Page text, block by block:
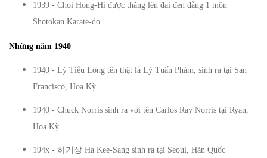
1939 - Choi Hong-Hi được thăng lên đai đen đẳng 1 môn
Shotokan Karate-do
Những năm 1940
1940 - Lý Tiểu Long tên thật là Lý Tuấn Phàm, sinh ra tại San
Francisco, Hoa Kỳ.
1940 - Chuck Norris sinh ra với tên Carlos Ray Norris tại Ryan,
Hoa Kỳ
194x - 하기상 Ha Kee-Sang sinh ra tại Seoul, Hàn Quốc